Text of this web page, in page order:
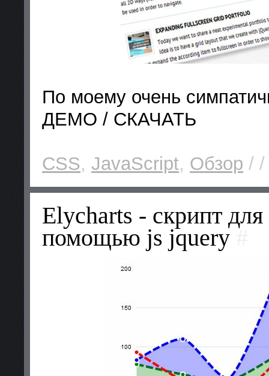
По моему очень
ДЕМО / СКАЧАТЬ
CSS, JavaScript, Обзор / /
Elycharts - скрипт
помощью js jquery